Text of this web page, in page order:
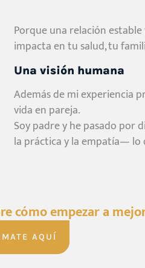
Porque una relación
impacta en tu salud, tu
Una visión humana
Además de mi experiencia
vida en pareja.
Soy padre y he pasado
la práctica y la empatía— lo
cómo empezar a
AQUÍ